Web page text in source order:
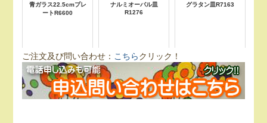
青ガラス22.5cmプレ
ートR6600
ナルミオーバル皿
R1276
グラタン皿R7163
ご注文及び問い合わせ： こちらクリック！